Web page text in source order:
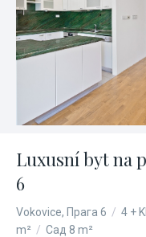
Luxusní byt na
6
Vokovice, Прага 6 / 4 +
m² / Сад 8 m²